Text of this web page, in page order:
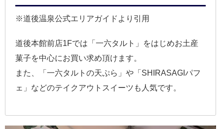
※道後温泉公式エリアガイドより引用
道後本館前店1Fでは「一六タルト」をはじめお土産
菓子を中心にお買い求め頂けます。
また、「一六タルトの天ぷら」や「SHIRASAGIパフ
ェ」などのテイクアウトスイーツも人気です。